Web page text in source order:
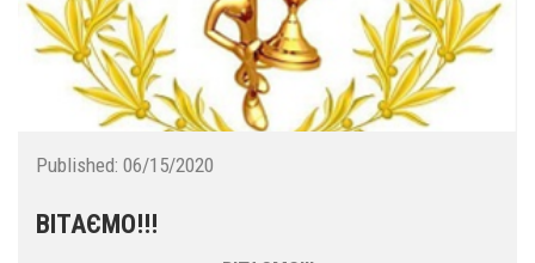
Published: 06/15/2020
ВІТАЄМО!!!